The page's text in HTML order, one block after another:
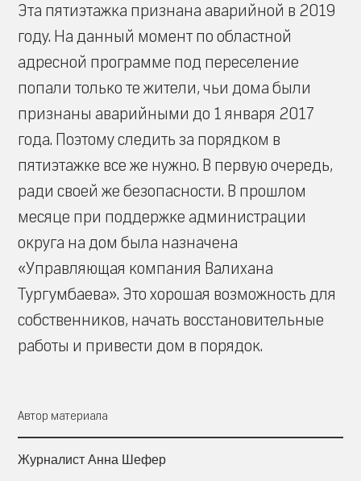
Эта пятиэтажка признана аварийной в 2019
году. На данный момент по областной
адресной программе под переселение
попали только те жители, чьи дома были
признаны аварийными до 1 января 2017
года. Поэтому следить за порядком в
пятиэтажке все же нужно. В первую очередь,
ради своей же безопасности. В прошлом
месяце при поддержке администрации
округа на дом была назначена
«Управляющая компания Валихана
Тургумбаева». Это хорошая возможность для
собственников, начать восстановительные
работы и привести дом в порядок.
Автор материала
Журналист Анна Шефер